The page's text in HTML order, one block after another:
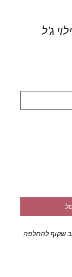
ג'ל
שקוף להחלפה